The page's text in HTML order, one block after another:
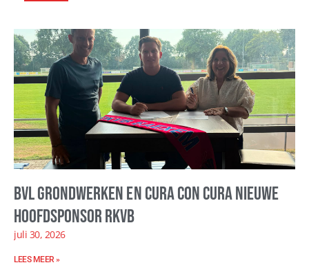
BVL Grondwerken en Cura con Cura nieuwe
hoofdsponsor RKVB
juli 30, 2026
LEES MEER »